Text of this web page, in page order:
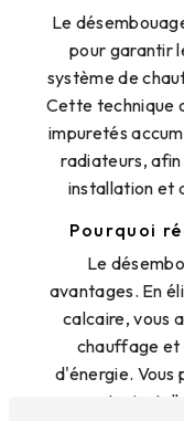
Le
pour garantir
système de
Cette technique
impuretés
radiateurs,
installation et
Pourquoi
Le
avantages. En
calcaire, vous
chauffage et
d'énergie. Vous
votre